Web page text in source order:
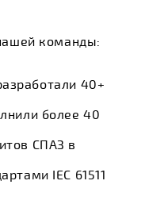
команды:
40+
более 40
СПАЗ в
IEC 61511